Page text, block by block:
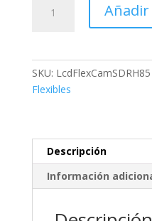
PANASONIC
H86,SDR-
H95,SDR-
S45,
H101,
SKU: LcdFlexCamSDRH85
Flexibles
Descripción
Información